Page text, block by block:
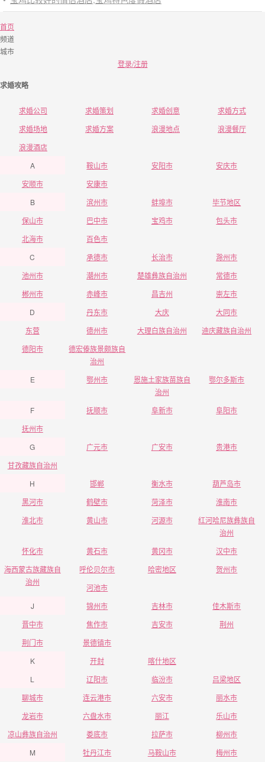
首页
频道
城市
登录/注册
求婚攻略
求婚公司 求婚策划 求婚创意
求婚方式
求婚场地
求婚方案 浪漫地点
浪漫餐厅
浪漫酒店
A
鞍山市 安阳市
安庆市
安顺市
安康市
B
滨州市 蚌埠市
毕节地区
保山市
巴中市 宝鸡市
包头市
北海市
百色市
C
承德市 长治市
滁州市
池州市
潮州市 楚雄彝族自治州
常德市
郴州市
赤峰市 昌吉州
崇左市
D
丹东市 大庆
大同市
东营
德州市 大理白族自治州
迪庆藏族自治州
德阳市
德宏傣族景颇族自
治州
E
鄂州市
恩施土家族苗族自
治州
鄂尔多斯市
F 抚顺市 阜新市
阜阳市
抚州市
G
广元市 广安市
贵港市
甘孜藏族自治州
H
邯郸 衡水市
葫芦岛市
黑河市
鹤壁市 菏泽市
淮南市
淮北市
黄山市 河源市
红河哈尼族彝族自
治州
怀化市
黄石市 黄冈市
汉中市
海西蒙古族藏族自
治州
呼伦贝尔市 哈密地区
贺州市
河池市
J
锦州市 吉林市
佳木斯市
晋中市
焦作市 吉安市
荆州
荆门市
景德镇市
K
开封
喀什地区
L
辽阳市 临汾市
吕梁地区
聊城市
连云港市 六安市
丽水市
龙岩市
六盘水市 丽江
乐山市
凉山彝族自治州
娄底市 拉萨市
柳州市
M
牡丹江市 马鞍山市
梅州市